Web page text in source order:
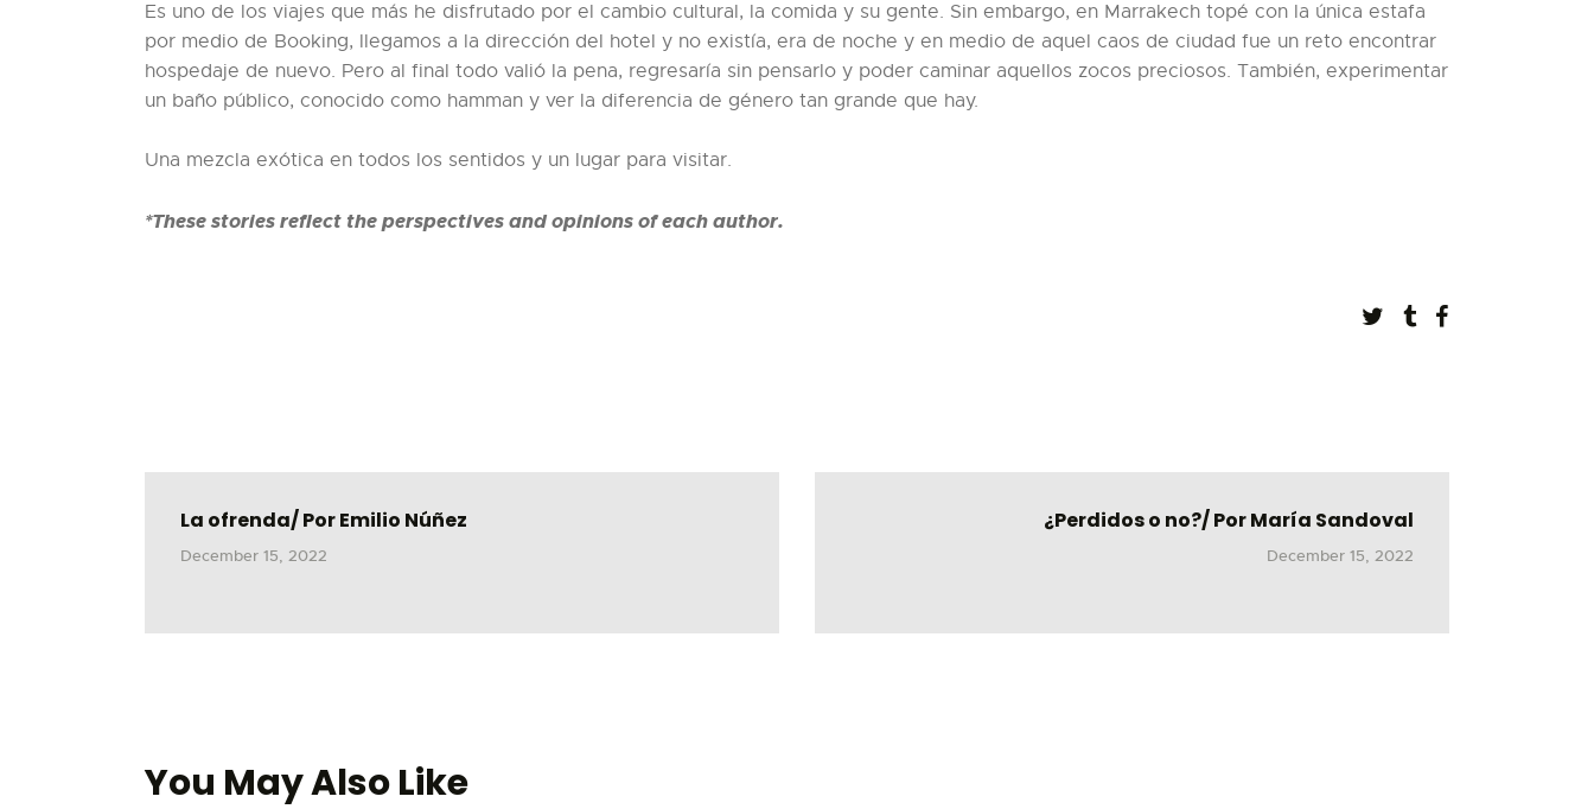
Es uno de los viajes que más he disfrutado por el cambio cultural, la comida y su gente. Sin embargo, en Marrakech topé con la única estafa
por medio de Booking, llegamos a la dirección del hotel y no existía, era de noche y en medio de aquel caos de ciudad fue un reto encontrar
hospedaje de nuevo. Pero al final todo valió la pena, regresaría sin pensarlo y poder caminar aquellos zocos preciosos. También, experimentar
un baño público, conocido como hamman y ver la diferencia de género tan grande que hay.
Una mezcla exótica en todos los sentidos y un lugar para visitar.
*These stories reflect the perspectives and opinions of each author.
La ofrenda/ Por Emilio Núñez
December 15, 2022
¿Perdidos o no?/ Por María Sandoval
December 15, 2022
You May Also Like